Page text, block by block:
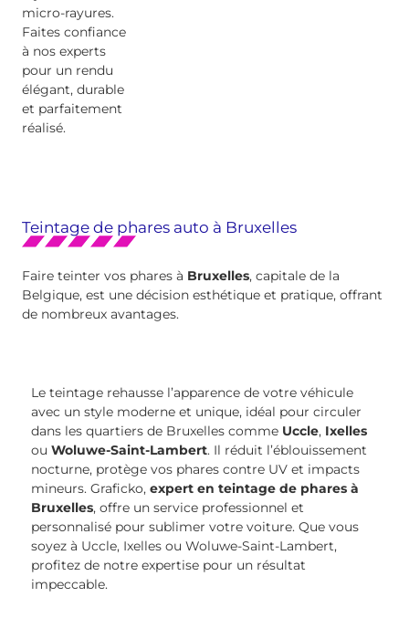
micro-rayures.
Faites confiance
à nos experts
pour un rendu
élégant, durable
et parfaitement
réalisé.
Teintage de phares auto à Bruxelles
Faire teinter vos phares à Bruxelles, capitale de la
Belgique, est une décision esthétique et pratique, offrant
de nombreux avantages.
Le teintage rehausse l’apparence de votre véhicule
avec un style moderne et unique, idéal pour circuler
dans les quartiers de Bruxelles comme Uccle, Ixelles
ouWoluwe-Saint-Lambert. Il réduit l’éblouissement
nocturne, protège vos phares contre UV et impacts
mineurs. Graficko,expert en teintage de phares à
Bruxelles, offre un service professionnel et
personnalisé pour sublimer votre voiture. Que vous
soyez à Uccle, Ixelles ou Woluwe-Saint-Lambert,
profitez de notre expertise pour un résultat
impeccable.